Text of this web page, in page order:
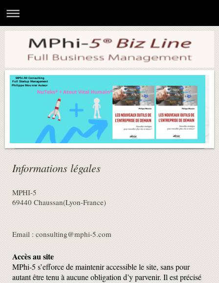
MPhi-5® Consulting
Full Startup Management
Philippe Mounier Auteur
Informations légales
MPHI-5
69440 Chaussan(Lyon-France)
Email : consulting@mphi-5.com
Accès au site
MPhi-5 s’efforce de maintenir accessible le site, sans pour
autant être tenu à aucune obligation d’y parvenir. Il est précisé